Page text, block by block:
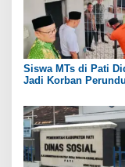
Siswa MTs di Pati
Jadi Korban